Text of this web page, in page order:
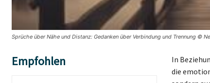
Sprüche über Nähe und Distanz: Gedanken über Verbindung und Trennung ©
Empfohlen
In
die